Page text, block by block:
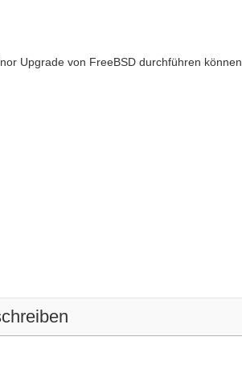
Upgrade von FreeBSD durchführen können.